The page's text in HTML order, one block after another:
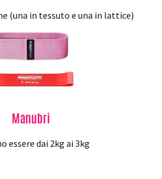
(una in tessuto e una in lattice)
Manubri
essere dai 2kg ai 3kg